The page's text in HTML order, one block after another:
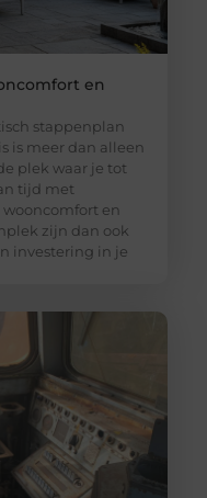
en
stappenplan
is meer dan alleen
plek waar je tot
tijd met
en
zijn dan ook
investering in je